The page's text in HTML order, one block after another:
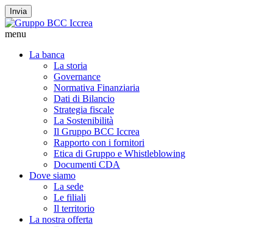
Invia
menu
La banca
La storia
Governance
Normativa Finanziaria
Dati di Bilancio
Strategia fiscale
La Sostenibilità
Il Gruppo BCC Iccrea
Rapporto con i fornitori
Etica di Gruppo e Whistleblowing
Documenti CDA
Dove siamo
La sede
Le filiali
Il territorio
La nostra offerta